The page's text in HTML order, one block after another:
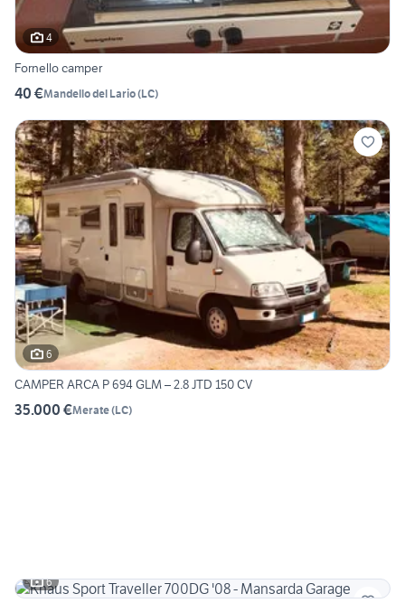
4
Fornello camper
40 €Mandello del Lario(LC)
6
CAMPER ARCA P 694 GLM – 2.8 JTD 150 CV
35.000 €Merate(LC)
6